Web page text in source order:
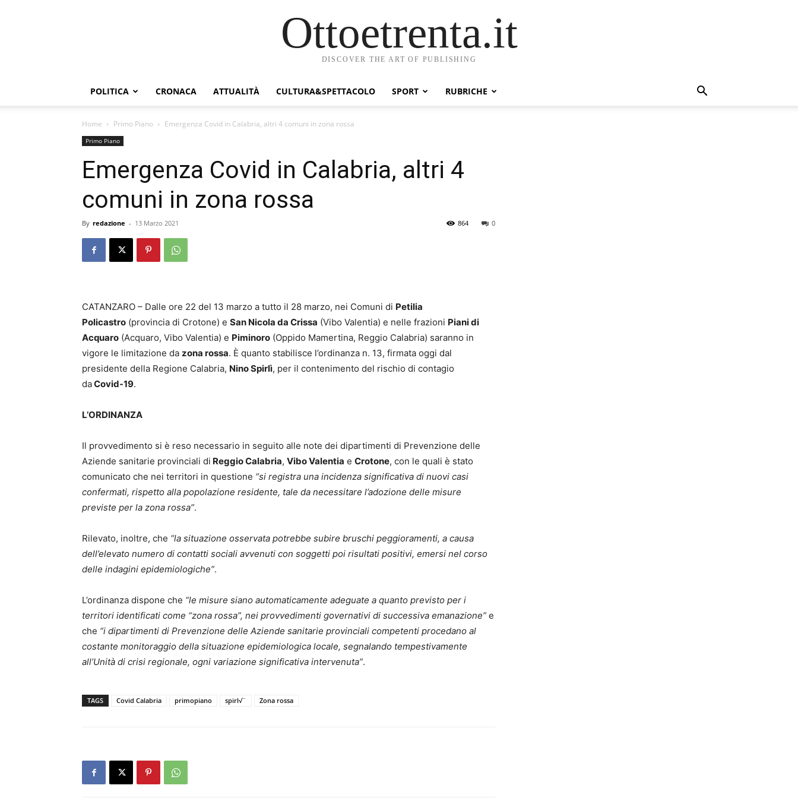
Ottoetrenta.it
DISCOVER THE ART OF PUBLISHING
POLITICA CRONACA ATTUALITÀ CULTURA&SPETTACOLO SPORT RUBRICHE
Home Primo Piano Emergenza Covid in Calabria, altri 4 comuni in zona rossa
Primo Piano
Emergenza Covid in Calabria, altri 4
comuni in zona rossa
By redazione - 13 Marzo 2021 0
864
CATANZARO – Dalle ore 22 del 13 marzo a tutto il 28 marzo, nei Comuni di Petilia
Policastro (provincia di Crotone) e San Nicola da Crissa (Vibo Valentia) e nelle frazioni Piani di
Acquaro (Acquaro, Vibo Valentia) e Piminoro (Oppido Mamertina, Reggio Calabria) saranno in
vigore le limitazione da zona rossa. È quanto stabilisce l’ordinanza n. 13, firmata oggi dal
presidente della Regione Calabria, Nino Spirlì, per il contenimento del rischio di contagio
daCovid-19.
L’ORDINANZA
Il provvedimento si è reso necessario in seguito alle note dei dipartimenti di Prevenzione delle
Aziende sanitarie provinciali di Reggio Calabria, Vibo Valentia e Crotone, con le quali è stato
comunicato che nei territori in questione “si registra una incidenza significativa di nuovi casi
confermati, rispetto alla popolazione residente, tale da necessitare l’adozione delle misure
previste per la zona rossa”.
Rilevato, inoltre, che “la situazione osservata potrebbe subire bruschi peggioramenti, a causa
dell’elevato numero di contatti sociali avvenuti con soggetti poi risultati positivi, emersi nel corso
delle indagini epidemiologiche”.
L’ordinanza dispone che “le misure siano automaticamente adeguate a quanto previsto per i
territori identificati come “zona rossa”, nei provvedimenti governativi di successiva emanazione” e
che “i dipartimenti di Prevenzione delle Aziende sanitarie provinciali competenti procedano al
costante monitoraggio della situazione epidemiologica locale, segnalando tempestivamente
all’Unità di crisi regionale, ogni variazione significativa intervenuta”.
TAGS Covid Calabria primopiano spirl√¨ Zona rossa